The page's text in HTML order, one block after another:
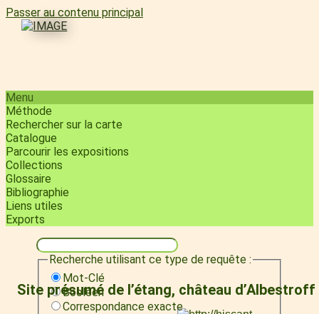
Passer au contenu principal
Menu
Méthode
Rechercher sur la carte
Catalogue
Parcourir les expositions
Collections
Glossaire
Bibliographie
Liens utiles
Exports
Recherche utilisant ce type de requête :
Mot-Clé
Booléen
Correspondance exacte
Site présumé de l’étang, château d’Albestroff